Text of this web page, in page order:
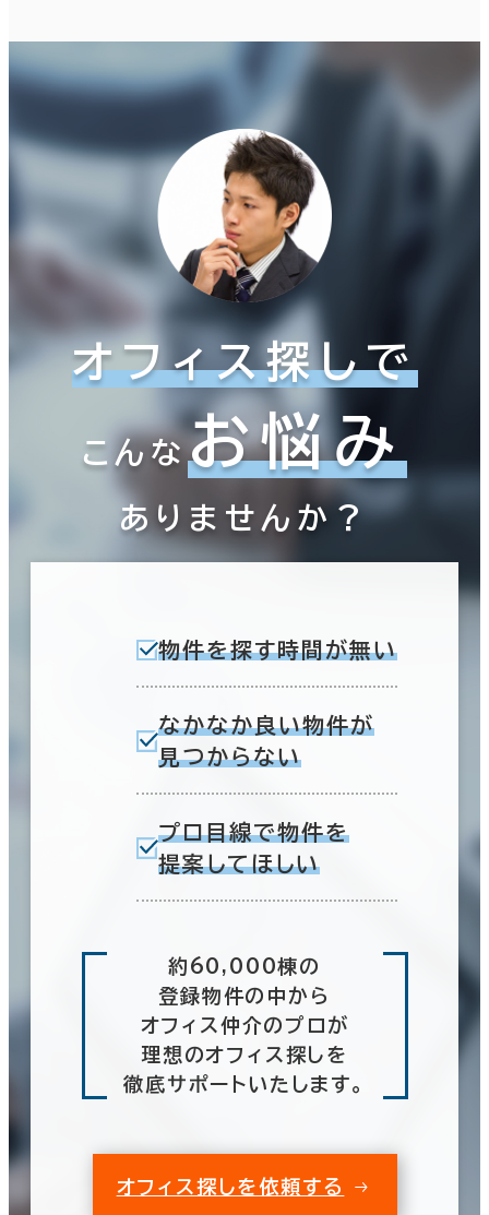
オフィス探しで
こんなお悩み
ありませんか？
物件を探す時間が無い
なかなか良い物件が
見つからない
プロ目線で物件を
提案してほしい
約60,000棟の
登録物件の中から
オフィス仲介のプロが
理想のオフィス探しを
徹底サポートいたします。
オフィス探しを依頼する